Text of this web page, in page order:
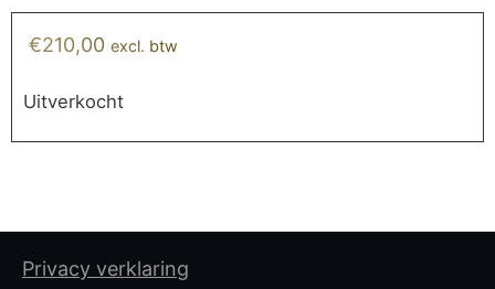
€210,00 excl. btw
Uitverkocht
Privacy verklaring